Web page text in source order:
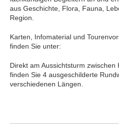
aus Geschichte, Flora, Fauna,
Region.
Karten, Infomaterial und
finden Sie unter:
Direkt am Aussichtsturm
finden Sie 4 ausgeschilderte
verschiedenen Längen.